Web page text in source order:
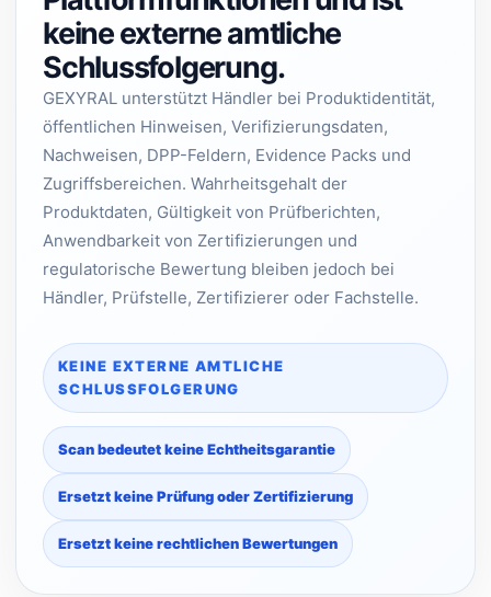
keine externe amtliche
Schlussfolgerung.
GEXYRAL unterstützt Händler bei Produktidentität,
öffentlichen Hinweisen, Verifizierungsdaten,
Nachweisen, DPP-Feldern, Evidence Packs und
Zugriffsbereichen. Wahrheitsgehalt der
Produktdaten, Gültigkeit von Prüfberichten,
Anwendbarkeit von Zertifizierungen und
regulatorische Bewertung bleiben jedoch bei
Händler, Prüfstelle, Zertifizierer oder Fachstelle.
KEINE EXTERNE AMTLICHE
SCHLUSSFOLGERUNG
Scan bedeutet keine Echtheitsgarantie
Ersetzt keine Prüfung oder Zertifizierung
Ersetzt keine rechtlichen Bewertungen